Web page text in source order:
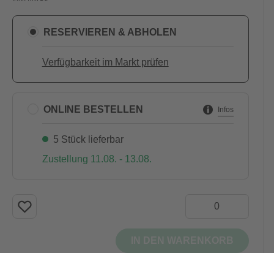
RESERVIEREN & ABHOLEN
Verfügbarkeit im Markt prüfen
ONLINE BESTELLEN Infos
5 Stück lieferbar
Zustellung 11.08. - 13.08.